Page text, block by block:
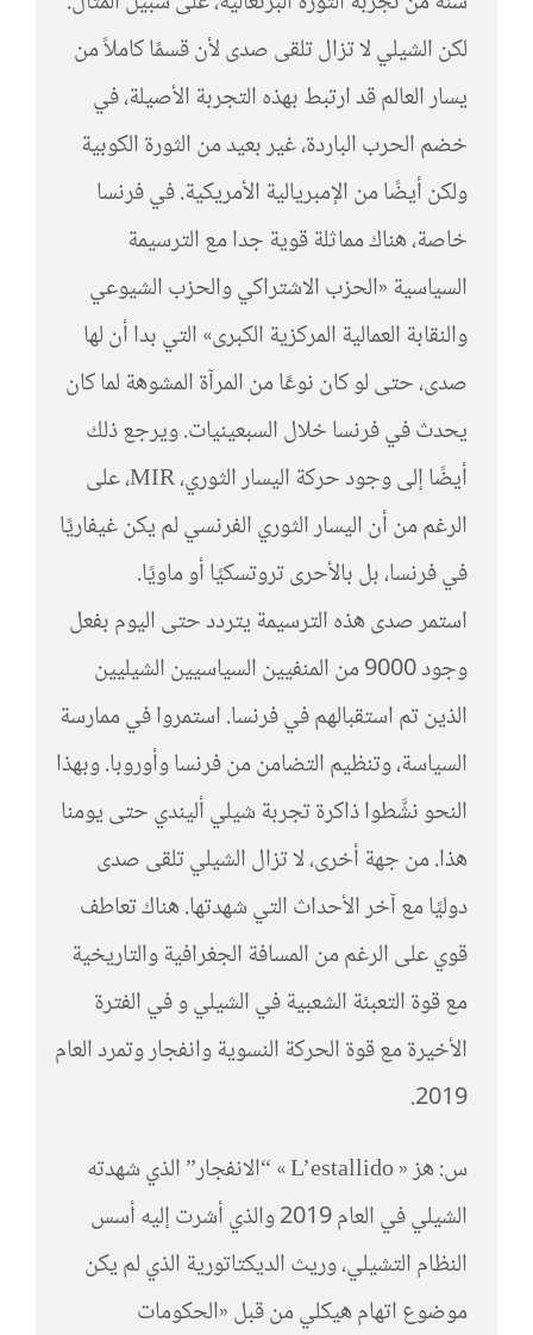
لكن الشيلي لا تزال تلقى صدى لأن قسمًا كاملاً من
يسار العالم قد ارتبط بهذه التجربة الأصيلة، في
خضم الحرب الباردة، غير بعيد من الثورة الكوبية
ولكن أيضًا من الإمبريالية الأمريكية. في فرنسا
خاصة، هناك مماثلة قوية جدا مع الترسيمة
السياسية «الحزب الاشتراكي والحزب الشيوعي
والنقابة العمالية المركزية الكبرى» التي بدا أن لها
صدى، حتى لو كان نوعًا من المرآة المشوهة لما كان
يحدث في فرنسا خلال السبعينيات. ويرجع ذلك
أيضًا إلى وجود حركة اليسار الثوري، MIR، على
الرغم من أن اليسار الثوري الفرنسي لم يكن غيفاريًا
في فرنسا، بل بالأحرى تروتسكيًا أو ماويًا.
استمر صدى هذه الترسيمة يتردد حتى اليوم بفعل
وجود 9000 من المنفيين السياسيين الشيليين
الذين تم استقبالهم في فرنسا. استمروا في ممارسة
السياسة، وتنظيم التضامن من فرنسا وأوروبا. وبهذا
النحو نشَّطوا ذاكرة تجربة شيلي أليندي حتى يومنا
هذا. من جهة أخرى، لا تزال الشيلي تلقى صدى
دوليًا مع آخر الأحداث التي شهدتها. هناك تعاطف
قوي على الرغم من المسافة الجغرافية والتاريخية
مع قوة التعبئة الشعبية في الشيلي و في الفترة
الأخيرة مع قوة الحركة النسوية وانفجار وتمرد العام
2019.
س: هز « L’estallido » “الانفجار” الذي شهدته
الشيلي في العام 2019 والذي أشرت إليه أسس
النظام التشيلي، وريث الديكتاتورية الذي لم يكن
موضوع اتهام هيكلي من قبل «الحكومات